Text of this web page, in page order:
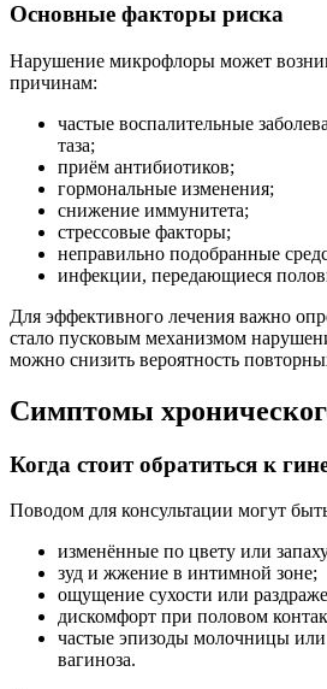
Основные факторы риска
Нарушение микрофлоры может
причинам:
частые воспалительные
таза;
приём антибиотиков;
гормональные изменения;
снижение иммунитета;
стрессовые факторы;
неправильно подобранные
инфекции, передающиеся
Для эффективного лечения важно
стало пусковым механизмом
можно снизить вероятность
Симптомы
Когда стоит обратиться к
Поводом для консультации могут
изменённые по цвету или
зуд и жжение в интимной зоне;
ощущение сухости или
дискомфорт при половом
частые эпизоды молочницы или
вагиноза.